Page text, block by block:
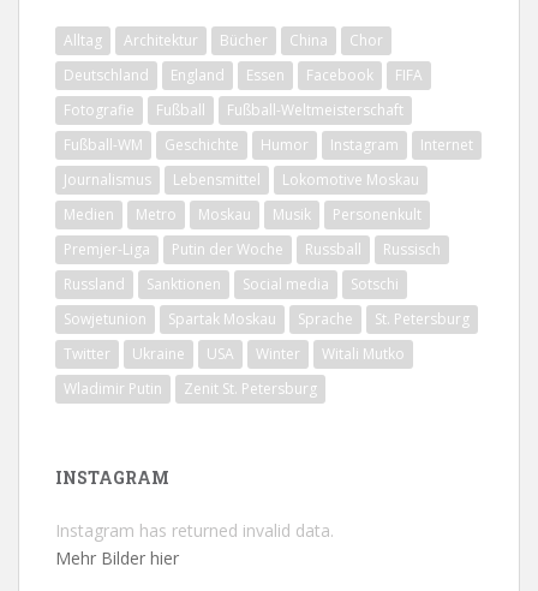
Alltag Architektur Bücher China
Chor
Deutschland
England Essen Facebook
FIFA
Fotografie
Fußball
Fußball-Weltmeisterschaft
Fußball-WM
Geschichte Humor Instagram
Internet
Journalismus
Lebensmittel
Lokomotive Moskau
Medien
Metro Moskau Musik
Personenkult
Premjer-Liga
Putin der Woche Russball
Russisch
Russland
Sanktionen Social media
Sotschi
Sowjetunion
Spartak Moskau Sprache
St. Petersburg
Twitter
Ukraine USA Winter
Witali Mutko
Wladimir Putin
Zenit St. Petersburg
INSTAGRAM
Instagram has returned invalid data.
Mehr Bilder hier